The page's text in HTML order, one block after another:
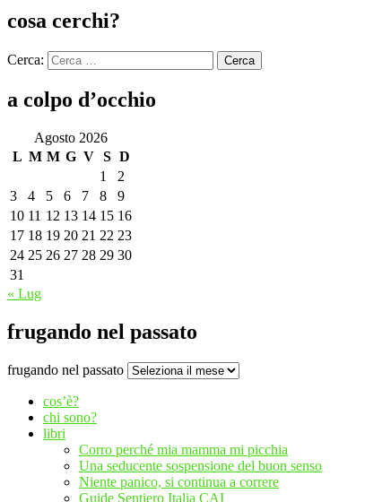
cosa cerchi?
Cerca: Cerca
a colpo d’occhio
Agosto 2026
L M M G V S D
1
2
3
4 5 6 7 8
9
10 11 12 13 14 15 16
17 18 19 20 21 22 23
24 25 26 27 28 29 30
31
« Lug
frugando nel passato
frugando nel passato
cos’è?
chi sono?
libri
Corro perché mia mamma mi picchia
Una seducente sospensione del buon senso
Niente panico, si continua a correre
Guide Sentiero Italia CAI